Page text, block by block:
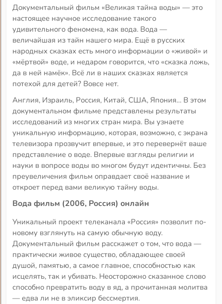
Документальный фильм «Великая тайна воды» — это
настоящее научное исследование такого
удивительного феномена, как вода. Вода —
величайшая из тайн нашего мира. Ещё в русских
народных сказках есть много информации о «живой» и
«мёртвой» воде, и недаром говорится, что «сказка ложь,
да в ней намёк». Всё ли в наших сказках является
потехой для детей? Вовсе нет.
Англия, Израиль, Россия, Китай, США, Япония… В этом
документальном фильме представлены результаты
исследований из многих стран мира. Вы узнаете
уникальную информацию, которая, возможно, с экрана
телевизора прозвучит впервые, и это перевернёт ваше
представление о воде. Впервые взгляды религии и
науки в вопросе воды во многом будут идентичны. Без
преувеличения фильм оправдает своё название и
откроет перед вами великую тайну воды.
Вода фильм (2006, Россия) онлайн
Уникальный проект телеканала «Россия» позволит по-
новому взглянуть на самую обычную воду.
Документальный фильм расскажет о том, что вода —
практически живое существо, обладающее своей
душой, памятью, а самое главное, способностью как
исцелять, так и убивать. Неосторожно сказанное слово
способно превратить воду в яд, а прочитанная молитва
— едва ли не в эликсир бессмертия.